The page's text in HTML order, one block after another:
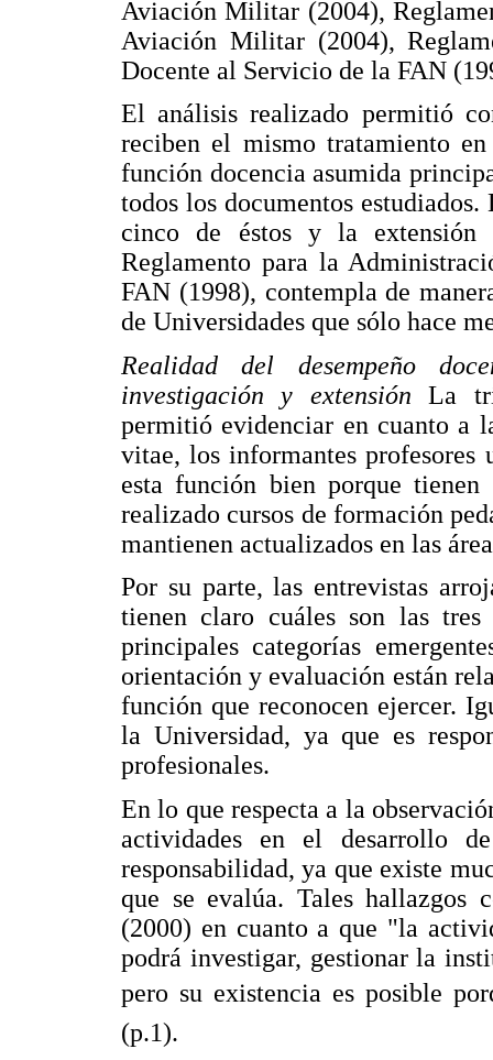
Aviación Militar (2004),
Aviación Militar (2004),
Docente al Servicio de la FAN
El análisis realizado permitió
reciben el mismo tratamiento
función docencia asumida
todos los documentos
cinco de éstos y la
Reglamento para la
FAN (1998), contempla de
de Universidades que sólo hace
Realidad del desempeño
investigación y extensiónLa
permitió evidenciar en cuanto a
vitae, los informantes profesores
esta función bien porque
realizado cursos de formación
mantienen actualizados en las
Por su parte, las entrevistas
tienen claro cuáles son las tres
principales categorías
orientación y evaluación están
función que reconocen ejercer.
la Universidad, ya que es
profesionales.
En lo que respecta a la
actividades en el desarrollo
responsabilidad, ya que existe
que se evalúa. Tales hallazgos
(2000) en cuanto a que "la
podrá investigar, gestionar la
pero su existencia es posible
(p.1).